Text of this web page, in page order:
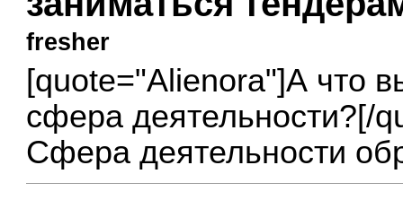
fresher
[quote="Alienora"]А что
сфера деятельности?[/
Сфера деятельности